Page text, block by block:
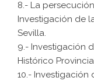
8.- La
Investigación de
Sevilla.
9.- Investigación
Histórico
10.-